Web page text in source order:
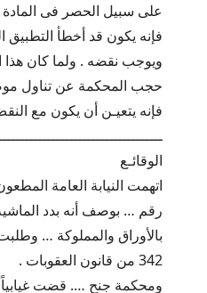
فإنه يكون قد أخطأ التطبيق
ويوجب نقضه . ولما كان هذا
حجب المحكمة عن تناول
فإنه يتعيـن أن يكون مع
الوقائـع
اتهمت النيابة العامة
رقم … بوصف أنه بدد
342 من قانون العقوبات .
ومحكمة جنح …. قضت